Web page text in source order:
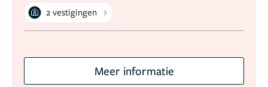
2 vestigingen
Meer informatie